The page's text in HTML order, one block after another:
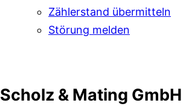
Zählerstand übermitteln
Störung melden
Scholz & Mating GmbH